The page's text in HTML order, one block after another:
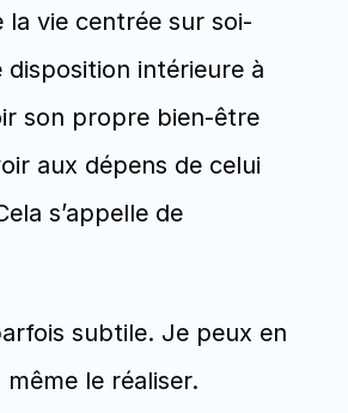
la vie centrée sur soi-
disposition intérieure à
son propre bien-être
aux dépens de celui
s’appelle de
subtile. Je peux en
le réaliser.